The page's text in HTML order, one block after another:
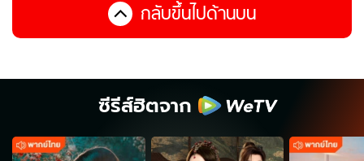
กลับขึ้นไปด้านบน
ซีรีส์ฮิตจาก